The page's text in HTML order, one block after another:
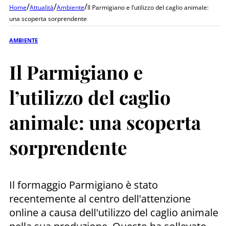
Home/Attualità/Ambiente/Il Parmigiano e l’utilizzo del caglio animale:
una scoperta sorprendente
AMBIENTE
Il Parmigiano e
l’utilizzo del caglio
animale: una scoperta
sorprendente
Il formaggio Parmigiano è stato
recentemente al centro dell'attenzione
online a causa dell'utilizzo del caglio animale